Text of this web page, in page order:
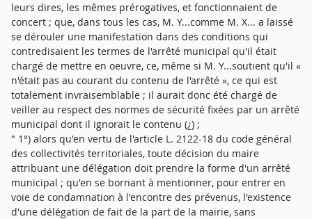
leurs dires, les mêmes prérogatives, et fonctionnaient de
concert ; que, dans tous les cas, M. Y...comme M. X... a laissé
se dérouler une manifestation dans des conditions qui
contredisaient les termes de l'arrêté municipal qu'il était
chargé de mettre en oeuvre, ce, même si M. Y...soutient qu'il «
n'était pas au courant du contenu de l'arrêté », ce qui est
totalement invraisemblable ; il aurait donc été chargé de
veiller au respect des normes de sécurité fixées par un arrêté
municipal dont il ignorait le contenu (¿) ;
" 1°) alors qu'en vertu de l'article L. 2122-18 du code général
des collectivités territoriales, toute décision du maire
attribuant une délégation doit prendre la forme d'un arrêté
municipal ; qu'en se bornant à mentionner, pour entrer en
voie de condamnation à l'encontre des prévenus, l'existence
d'une délégation de fait de la part de la mairie, sans